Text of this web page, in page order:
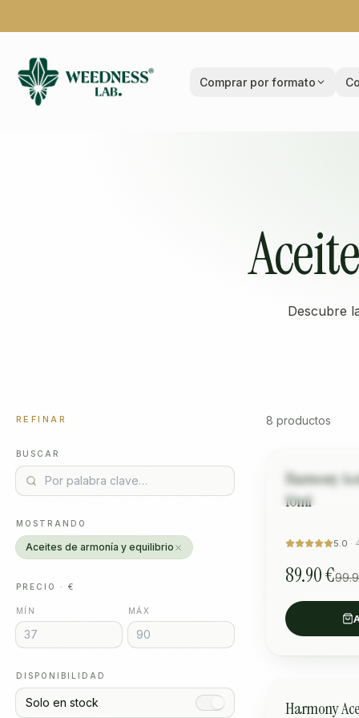
Comprar por formato
Descubre
REFINAR
BUSCAR
MOSTRANDO
Aceites de armonía y equilibrio
PRECIO · €
MÍN MÁX
DISPONIBILIDAD
Solo en stock
8 productos
ARMONÍA Y
“Топ продукт
Harmony
10ml
5.0 ·
89.90 €
Harmony